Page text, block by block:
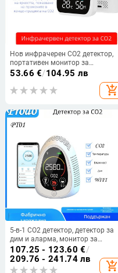
Нов инфрачерен CO2 детектор,
портативен монитор за
температура, влажност и
53.66 €/104.95 лв
add_shopping_cart
5-в-1 CO2 детектор, детектор за
дим и аларма, монитор за
температура и влажност,
преносим газов детектор
107.25 - 123.60 €/
209.76 - 241.74 лв
add_shopping_cart